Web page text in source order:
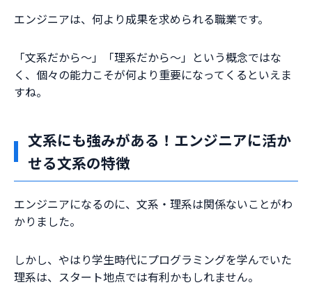
エンジニアは、何より成果を求められる職業です。
「文系だから〜」「理系だから〜」という概念ではな
く、個々の能力こそが何より重要になってくるといえま
すね。
文系にも強みがある！エンジニアに活か
せる文系の特徴
エンジニアになるのに、文系・理系は関係ないことがわ
かりました。
しかし、やはり学生時代にプログラミングを学んでいた
理系は、スタート地点では有利かもしれません。